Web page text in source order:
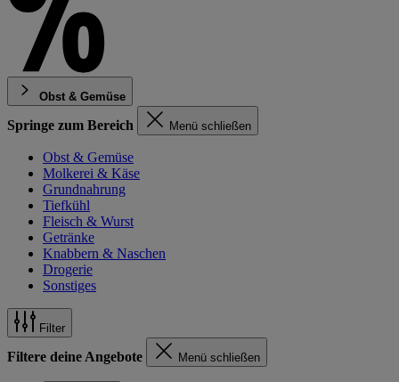
Obst & Gemüse
Springe zum Bereich Menü schließen
Obst & Gemüse
Molkerei & Käse
Grundnahrung
Tiefkühl
Fleisch & Wurst
Getränke
Knabbern & Naschen
Drogerie
Sonstiges
Filter
Filtere deine Angebote Menü schließen